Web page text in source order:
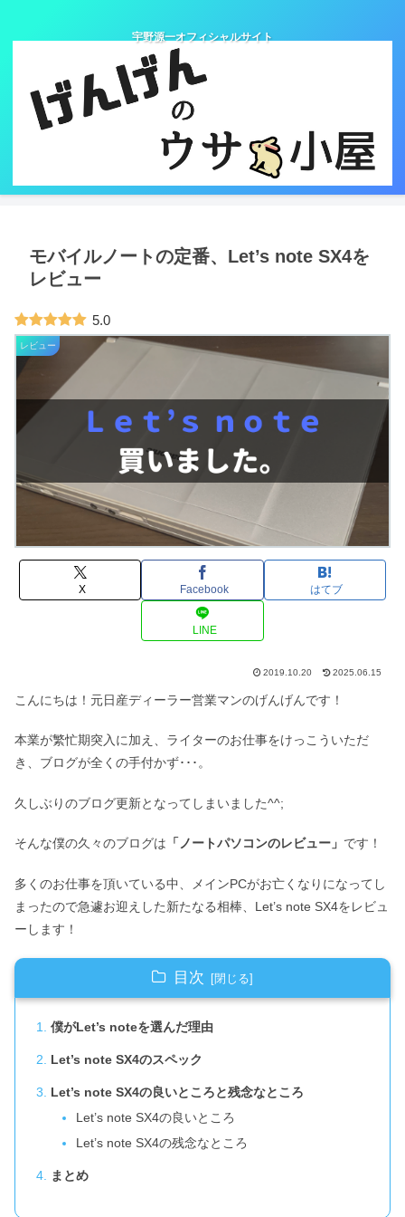
宇野源一オフィシャルサイト
モバイルノートの定番、Let’s note SX4を
レビュー
5.0
レビュー
X Facebook はてブ
LINE
2019.10.20 2025.06.15
こんにちは！元日産ディーラー営業マンのげんげんです！
本業が繁忙期突入に加え、ライターのお仕事をけっこういただ
き、ブログが全くの手付かず･･･。
久しぶりのブログ更新となってしまいました^^;
そんな僕の久々のブログは 「ノートパソコンのレビュー」 です！
多くのお仕事を頂いている中、メインPCがお亡くなりになってし
まったので急遽お迎えした新たなる相棒、Let’s note SX4をレビュ
ーします！
目次
僕がLet’s noteを選んだ理由
Let’s note SX4のスペック
Let’s note SX4の良いところと残念なところ
Let’s note SX4の良いところ
Let’s note SX4の残念なところ
まとめ